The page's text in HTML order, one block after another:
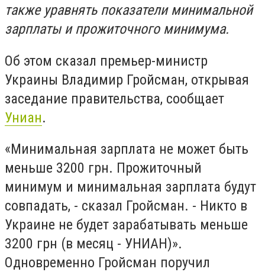
также уравнять показатели минимальной
зарплаты и прожиточного минимума.
Об этом сказал премьер-министр
Украины Владимир Гройсман, открывая
заседание правительства, сообщает
Униан.
«Минимальная зарплата не может быть
меньше 3200 грн. Прожиточный
минимум и минимальная зарплата будут
совпадать, - сказал Гройсман. - Никто в
Украине не будет зарабатывать меньше
3200 грн (в месяц - УНИАН)».
Одновременно Гройсман поручил